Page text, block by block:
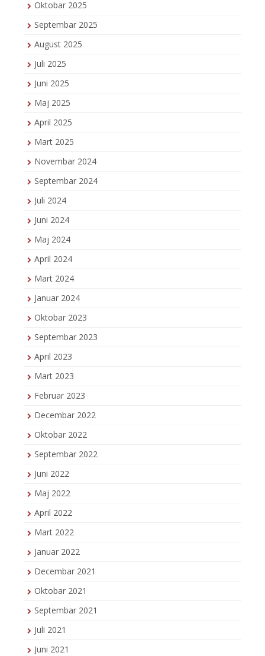
Oktobar 2025
Septembar 2025
August 2025
Juli 2025
Juni 2025
Maj 2025
April 2025
Mart 2025
Novembar 2024
Septembar 2024
Juli 2024
Juni 2024
Maj 2024
April 2024
Mart 2024
Januar 2024
Oktobar 2023
Septembar 2023
April 2023
Mart 2023
Februar 2023
Decembar 2022
Oktobar 2022
Septembar 2022
Juni 2022
Maj 2022
April 2022
Mart 2022
Januar 2022
Decembar 2021
Oktobar 2021
Septembar 2021
Juli 2021
Juni 2021